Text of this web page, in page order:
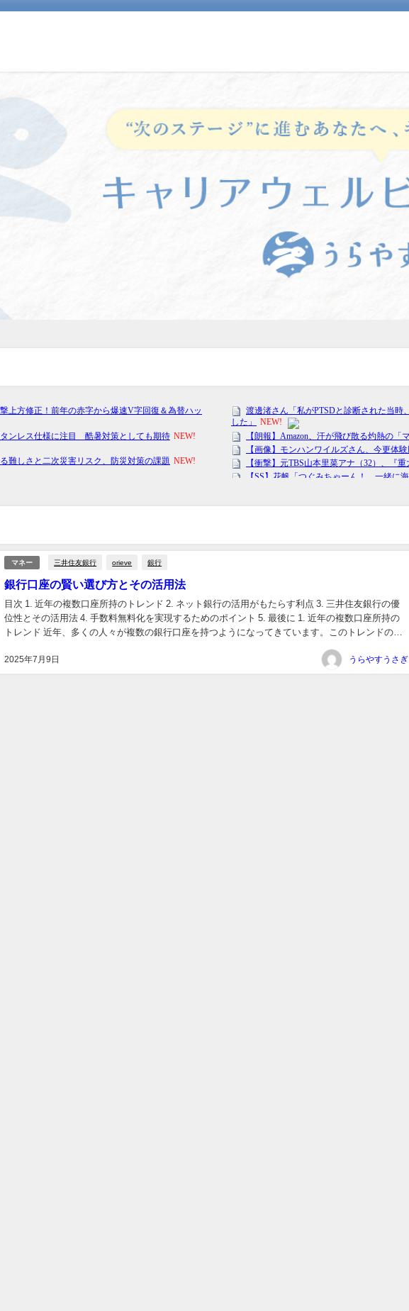
マネー 三井住友銀行 orieve 銀行
銀行口座の賢い選び方とその活用法
2025年7月9日
目次 1. 近年の複数口座所持のトレンド 2. ネット銀行の活用がもたらす利点 3. 三井住友銀行の優
位性とその活用法 4. 手数料無料化を実現するためのポイント 5. 最後に 1. 近年の複数口座所持の
トレンド 近年、多くの人々が複数の銀行口座を持つようになってきています。このトレンドの背
うらやすうさぎ